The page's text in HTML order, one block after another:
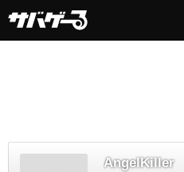
AngelKiller